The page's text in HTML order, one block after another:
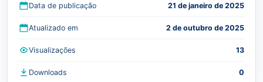
Data de publicação 21 de janeiro de 2025
Atualizado em 2 de outubro de 2025
Visualizações 13
Downloads 0